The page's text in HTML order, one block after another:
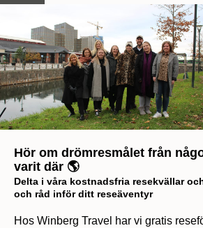
Hör om drömresmålet från
varit där 🌎
Delta i våra kostnadsfria resekvällar
och råd inför ditt reseäventyr
Hos Winberg Travel har vi gratis